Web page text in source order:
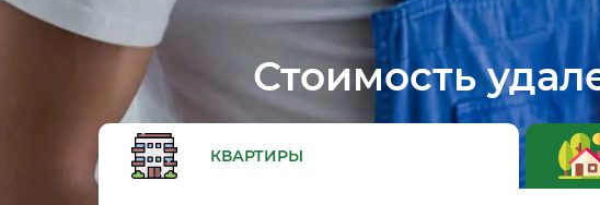
Стоимость
КВАРТИРЫ